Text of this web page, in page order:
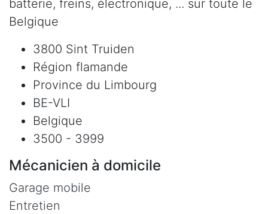
batterie, freins, électronique, ... sur toute le
Belgique
3800 Sint Truiden
Région flamande
Province du Limbourg
BE-VLI
Belgique
3500 - 3999
Mécanicien à domicile
Garage mobile
Entretien